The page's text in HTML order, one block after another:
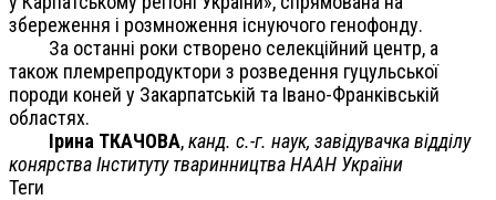
збереження і розмноження існуючого генофонду.
За останні роки створено селекційний центр, а
також племрепродуктори з розведення гуцульської
породи коней у Закарпатській та Івано-Франківській
областях.
Ірина ТКАЧОВА,канд. с.-г. наук, завідувачка відділу
конярства Інституту тваринництва НААН України
Теги